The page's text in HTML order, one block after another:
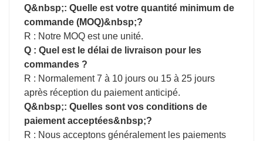
Q&nbsp;: Quelle est votre quantité minimum de
commande (MOQ)&nbsp;?
R : Notre MOQ est une unité.
Q : Quel est le délai de livraison pour les
commandes ?
R : Normalement 7 à 10 jours ou 15 à 25 jours
après réception du paiement anticipé.
Q&nbsp;: Quelles sont vos conditions de
paiement acceptées&nbsp;?
R : Nous acceptons généralement les paiements